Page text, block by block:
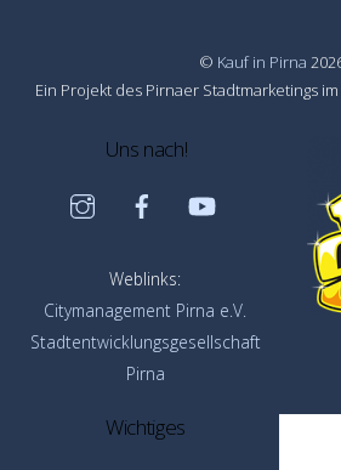
© Kauf in Pirna
Ein Projekt des Pirnaer Stadtmarketings
Uns nach!
Instagram
Weblinks:
Citymanagement Pirna e.V.
Stadtentwicklungsgesellschaft
Pirna
Wichtiges